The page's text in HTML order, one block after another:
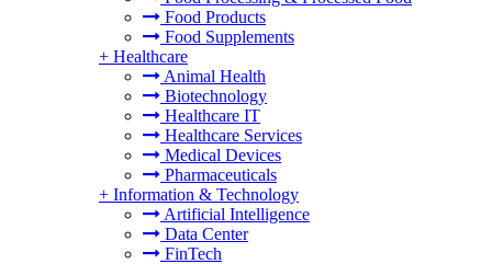
Food Products
Food Supplements
+ Healthcare
Animal Health
Biotechnology
Healthcare IT
Healthcare Services
Medical Devices
Pharmaceuticals
+ Information & Technology
Artificial Intelligence
Data Center
FinTech